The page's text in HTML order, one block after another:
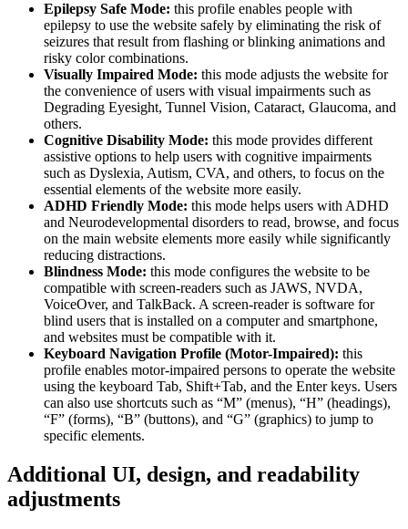
Epilepsy Safe Mode: this profile enables people with
epilepsy to use the website safely by eliminating the risk of
seizures that result from flashing or blinking animations and
risky color combinations.
Visually Impaired Mode: this mode adjusts the website for
the convenience of users with visual impairments such as
Degrading Eyesight, Tunnel Vision, Cataract, Glaucoma, and
others.
Cognitive Disability Mode: this mode provides different
assistive options to help users with cognitive impairments
such as Dyslexia, Autism, CVA, and others, to focus on the
essential elements of the website more easily.
ADHD Friendly Mode: this mode helps users with ADHD
and Neurodevelopmental disorders to read, browse, and focus
on the main website elements more easily while significantly
reducing distractions.
Blindness Mode: this mode configures the website to be
compatible with screen-readers such as JAWS, NVDA,
VoiceOver, and TalkBack. A screen-reader is software for
blind users that is installed on a computer and smartphone,
and websites must be compatible with it.
Keyboard Navigation Profile (Motor-Impaired): this
profile enables motor-impaired persons to operate the website
using the keyboard Tab, Shift+Tab, and the Enter keys. Users
can also use shortcuts such as “M” (menus), “H” (headings),
“F” (forms), “B” (buttons), and “G” (graphics) to jump to
specific elements.
Additional UI, design, and readability
adjustments